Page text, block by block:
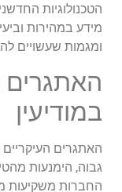
הטכנולוגיות
מידע במהירות
ומגמות שעשויים
במודיעין
גבוה, הימנעות
החברות משקיעות